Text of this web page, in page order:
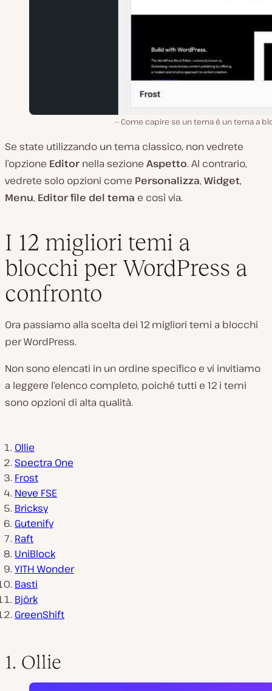
Come capire se un tema è un tema a
Se state utilizzando un tema classico, non vedrete
l’opzione Editor nella sezione Aspetto. Al contrario,
vedrete solo opzioni come Personalizza, Widget,
Menu, Editor file del tema e così via.
I 12 migliori temi a
blocchi per WordPress a
confronto
Ora passiamo alla scelta dei 12 migliori temi a blocchi
per WordPress.
Non sono elencati in un ordine specifico e vi invitiamo
a leggere l’elenco completo, poiché tutti e 12 i temi
sono opzioni di alta qualità.
Ollie
Spectra One
Frost
Neve FSE
Bricksy
Gutenify
Raft
UniBlock
YITH Wonder
Basti
Björk
GreenShift
1. Ollie